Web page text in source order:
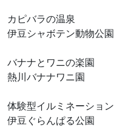
カピバラの温泉
伊豆シャボテン動物公園
バナナとワニの楽園
熱川バナナワニ園
体験型イルミネーション
伊豆ぐらんぱる公園